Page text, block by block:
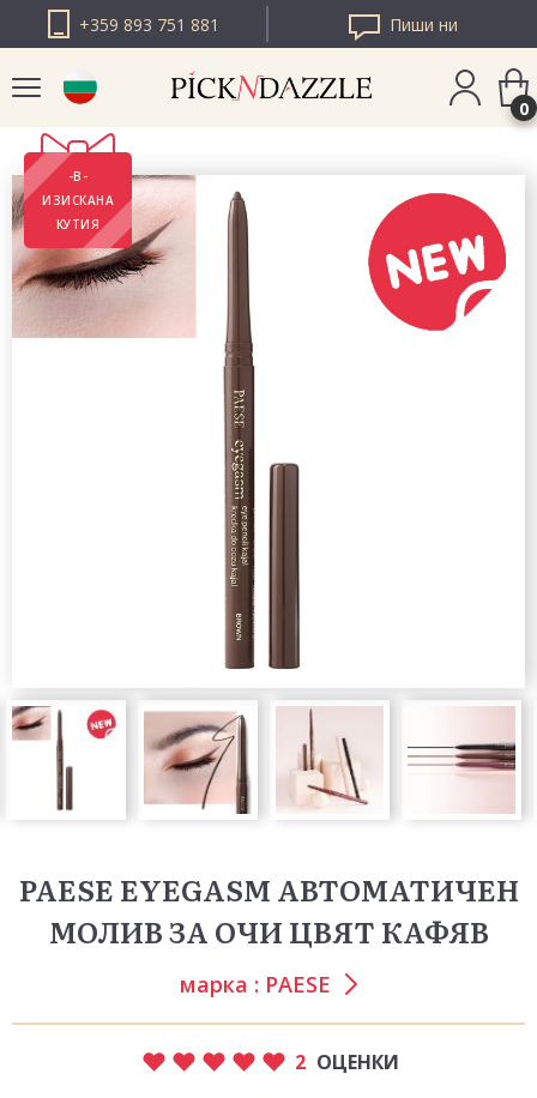
+359 893 751 881 Пиши ни
PICK N DAZZLE
РУМЪНИЯ
PICK N DAZZLE
ЕВРОПА
0
-В-
ИЗИСКАНА
КУТИЯ
PAESE EYEGASM АВТОМАТИЧЕН
МОЛИВ ЗА ОЧИ ЦВЯТ КАФЯВ
марка : PAESE
2 ОЦЕНКИ